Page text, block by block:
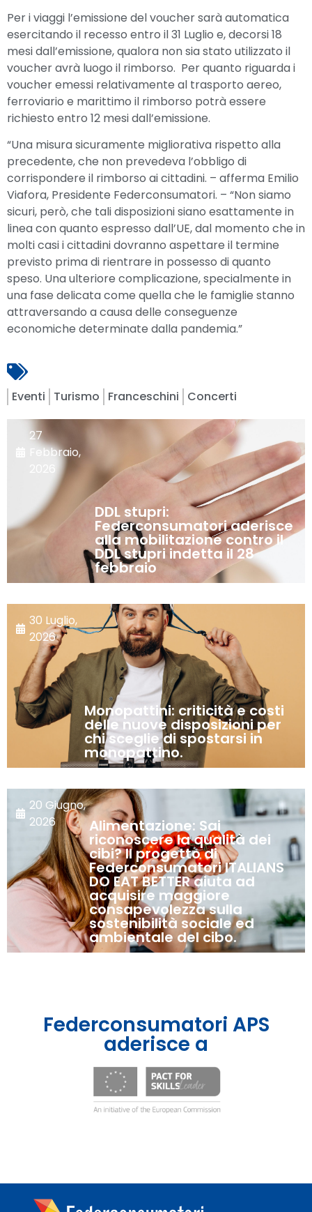
Per i viaggi l’emissione del voucher sarà automatica
esercitando il recesso entro il 31 Luglio e, decorsi 18
mesi dall’emissione, qualora non sia stato utilizzato il
voucher avrà luogo il rimborso. Per quanto riguarda i
voucher emessi relativamente al trasporto aereo,
ferroviario e marittimo il rimborso potrà essere
richiesto entro 12 mesi dall’emissione.
“Una misura sicuramente migliorativa rispetto alla
precedente, che non prevedeva l’obbligo di
corrispondere il rimborso ai cittadini. – afferma Emilio
Viafora, Presidente Federconsumatori. – “Non siamo
sicuri, però, che tali disposizioni siano esattamente in
linea con quanto espresso dall’UE, dal momento che in
molti casi i cittadini dovranno aspettare il termine
previsto prima di rientrare in possesso di quanto
speso. Una ulteriore complicazione, specialmente in
una fase delicata come quella che le famiglie stanno
attraversando a causa delle conseguenze
economiche determinate dalla pandemia.”
Eventi Turismo Franceschini Concerti
27
Febbraio,
2026
DDL stupri:
Federconsumatori aderisce
alla mobilitazione contro il
DDL stupri indetta il 28
febbraio
30 Luglio,
2026
Monopattini: criticità e costi
delle nuove disposizioni per
chi sceglie di spostarsi in
monopattino.
20 Giugno,
2026
Alimentazione: Sai
riconoscere la qualità dei
cibi? Il progetto di
Federconsumatori ITALIANS
DO EAT BETTER aiuta ad
acquisire maggiore
consapevolezza sulla
sostenibilità sociale ed
ambientale del cibo.
Federconsumatori APS
aderisce a